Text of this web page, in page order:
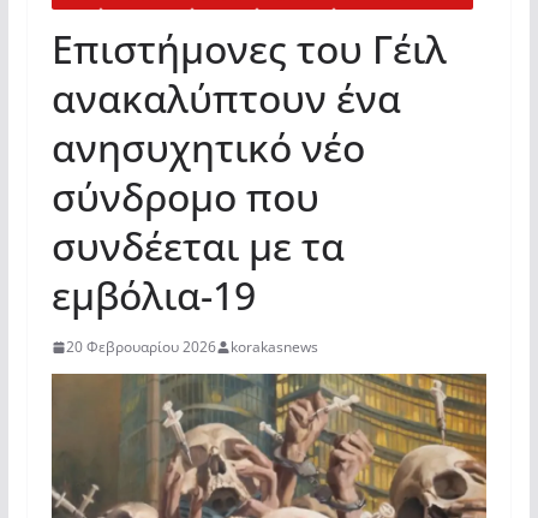
Επιστήμονες του Γέιλ
ανακαλύπτουν ένα
ανησυχητικό νέο
σύνδρομο που
συνδέεται με τα
εμβόλια-19
20 Φεβρουαρίου 2026 korakasnews